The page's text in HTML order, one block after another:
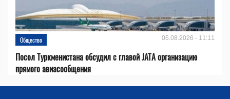
Общество 05.08.2026 - 11:11
Посол Туркменистана обсудил с главой JATA организацию
прямого авиасообщения